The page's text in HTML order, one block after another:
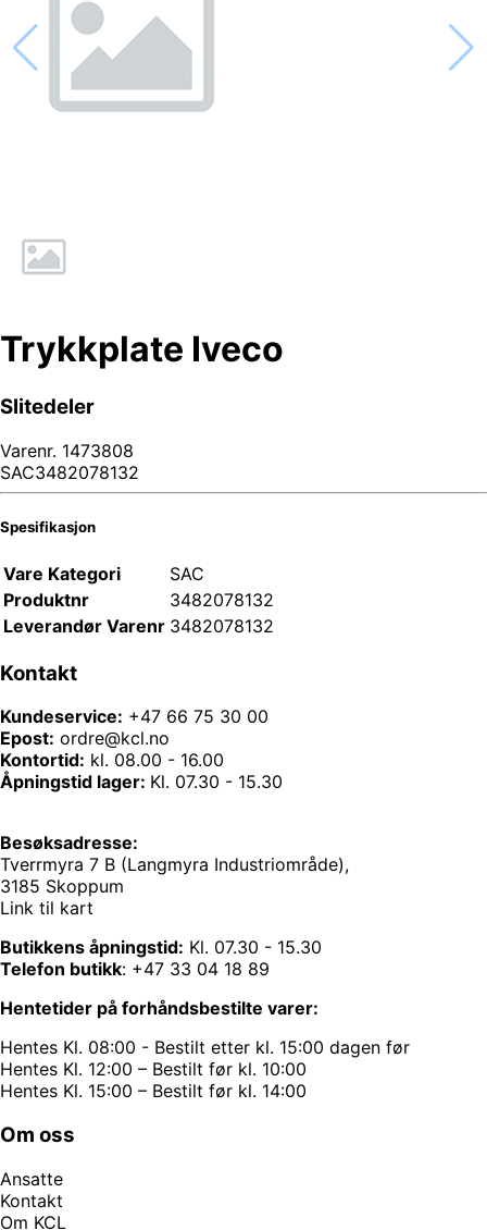
Trykkplate Iveco
Slitedeler
Varenr. 1473808
SAC3482078132
Spesifikasjon
Vare Kategori
SAC
Produktnr
3482078132
Leverandør Varenr 3482078132
Kontakt
Kundeservice: +47 66 75 30 00
Epost: ordre@kcl.no
Kontortid: kl. 08.00 - 16.00
Åpningstid lager: Kl. 07.30 - 15.30
Besøksadresse:
Tverrmyra 7 B (Langmyra Industriområde),
3185 Skoppum
Link til kart
Butikkens åpningstid: Kl. 07.30 - 15.30
Telefon butikk: +47 33 04 18 89
Hentetider på forhåndsbestilte varer:
Hentes Kl. 08:00 - Bestilt etter kl. 15:00 dagen før
Hentes Kl. 12:00 – Bestilt før kl. 10:00
Hentes Kl. 15:00 – Bestilt før kl. 14:00
Om oss
Ansatte
Kontakt
Om KCL